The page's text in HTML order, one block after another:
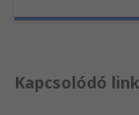
Kapcsolódó